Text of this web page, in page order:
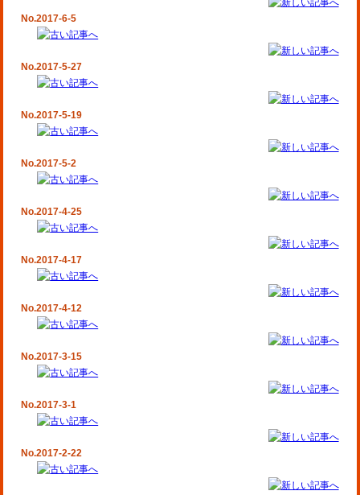
No.2017-6-5
No.2017-5-27
No.2017-5-19
No.2017-5-2
No.2017-4-25
No.2017-4-17
No.2017-4-12
No.2017-3-15
No.2017-3-1
No.2017-2-22